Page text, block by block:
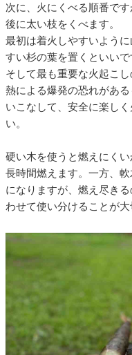
次に、火にくべる順番で
後に太い枝をくべます。
最初は着火しやすいよう
すい杉の葉を置くといいで
そして最も重要な火起こ
熱による爆発の恐れがあ
いこなして、安全に楽し
い。
硬い木を使うと燃えにく
長時間燃えます。一方、
になりますが、燃え尽き
わせて使い分けることが大